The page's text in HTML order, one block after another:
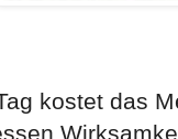
kostet das